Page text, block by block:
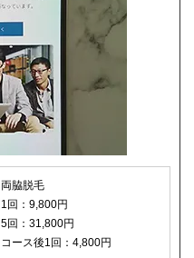
両脇脱毛
1回：9,800円
5回：31,800円
コース後1回：4,800円